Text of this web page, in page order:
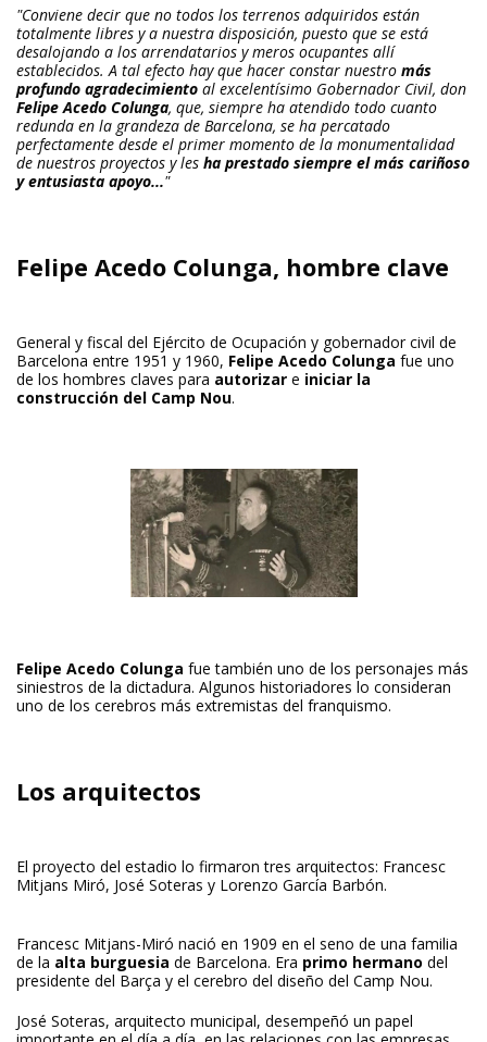
"Conviene decir que no todos los terrenos adquiridos están
totalmente libres y a nuestra disposición, puesto que se está
desalojando a los arrendatarios y meros ocupantes allí
establecidos. A tal efecto hay que hacer constar nuestro más
profundo agradecimiento al excelentísimo Gobernador Civil, don
Felipe Acedo Colunga, que, siempre ha atendido todo cuanto
redunda en la grandeza de Barcelona, se ha percatado
perfectamente desde el primer momento de la monumentalidad
de nuestros proyectos y les ha prestado siempre el más cariñoso
y entusiasta apoyo..."
Felipe Acedo Colunga, hombre clave
General y fiscal del Ejército de Ocupación y gobernador civil de
Barcelona entre 1951 y 1960, Felipe Acedo Colunga fue uno
de los hombres claves para autorizar e iniciar la
construcción del Camp Nou.
Felipe Acedo Colunga fue también uno de los personajes más
siniestros de la dictadura. Algunos historiadores lo consideran
uno de los cerebros más extremistas del franquismo.
Los arquitectos
El proyecto del estadio lo firmaron tres arquitectos: Francesc
Mitjans Miró, José Soteras y Lorenzo García Barbón.
Francesc Mitjans-Miró nació en 1909 en el seno de una familia
de la alta burguesia de Barcelona. Era primo hermano del
presidente del Barça y el cerebro del diseño del Camp Nou.
José Soteras, arquitecto municipal, desempeñó un papel